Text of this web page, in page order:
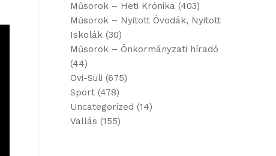
Műsorok – Heti Krónika (403)
Műsorok – Nyitott Óvodák, Nyitott
Iskolák (30)
Műsorok – Önkormányzati híradó
(44)
Ovi-Suli (675)
Sport (478)
Uncategorized (14)
Vallás (155)